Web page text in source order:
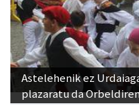
Astelehenik ez
plazaratu da